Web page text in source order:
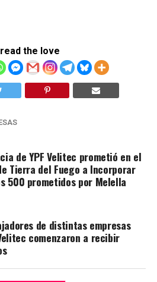
the love
de YPF Velitec prometió en el
Tierra del Fuego a Incorporar
500 prometidos por Melella
de distintas empresas
comenzaron a recibir